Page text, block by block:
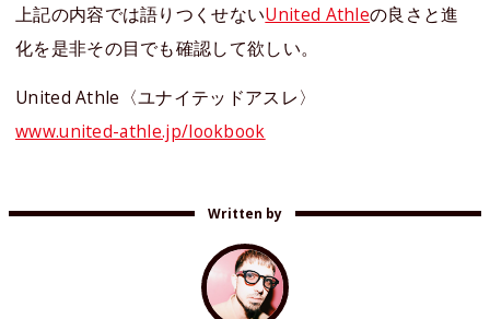
上記の内容では語りつくせないUnited Athleの良さと進
化を是非その目でも確認して欲しい。
United Athle〈ユナイテッドアスレ〉
www.united-athle.jp/lookbook
Written by